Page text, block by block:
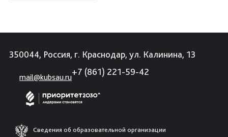
350044, Россия, г. Краснодар, ул. Калинина, 13
mail@kubsau.ru
+7 (861) 221-59-42
Сведения об образовательной организации